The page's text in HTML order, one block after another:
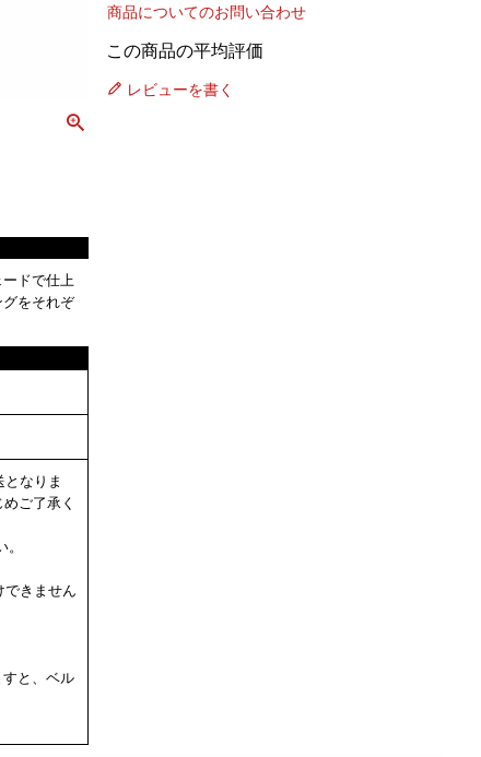
ドで仕上
をそれぞ
なりま
ご了承く
できません
と、ベル
商品についてのお問い合わせ
レビューを書く